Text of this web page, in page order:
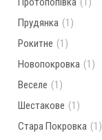
Прудянка (1)
Рокитне (1)
Новопокровка (1)
Веселе (1)
Шестакове (1)
Стара Покровка (1)